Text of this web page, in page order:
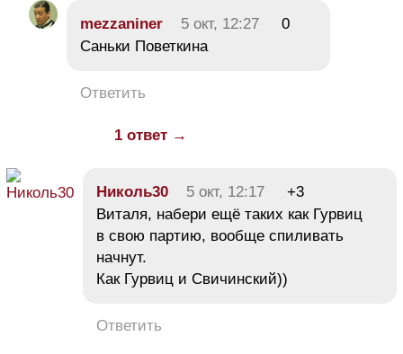
mezzaniner 5 окт, 12:27
0
Саньки Поветкина
Ответить
1 ответ →
Николь30 5 окт, 12:17
+3
Виталя, набери ещё таких как Гурвиц
в свою партию, вообще спиливать
начнут.
Как Гурвиц и Свичинский))
Ответить